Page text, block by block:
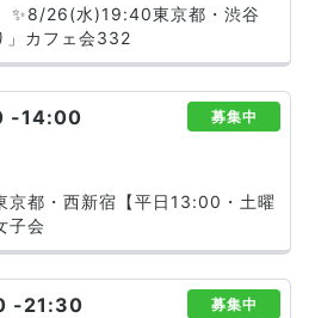
26(水)19:40東京都・渋谷
」カフェ会332
-14:00 募集中
都・西新宿【平日13:00・土曜
子会
-21:30 募集中